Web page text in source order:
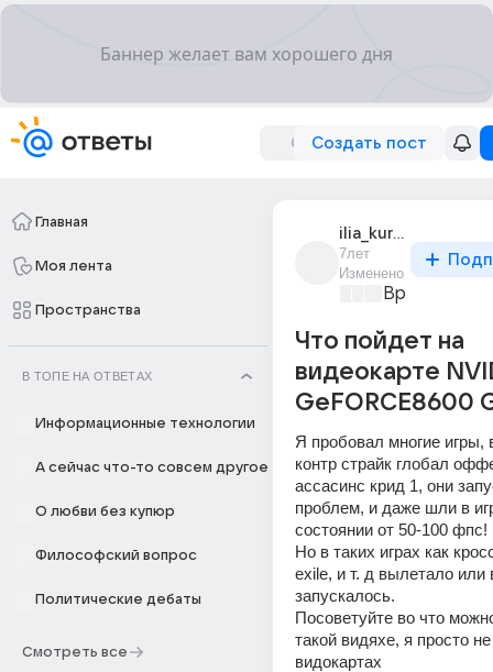
Создать пост
Главная
Моя лента
Пространства
В ТОПЕ НА ОТВЕТАХ
Информационные технологии
А сейчас что-то совсем другое
О любви без купюр
Философский вопрос
Политические дебаты
Смотреть все
ilia_kurskii_30
7лет
Изменено
Время игр
Что пойдет на
видеокарте
GeFORCE8600
Я пробовал многие игры,
контр страйк глобал
ассасинс крид 1, они
проблем, и даже шли в
состоянии от 50-100 фпс!
Но в таких играх как
exile, и т. д вылетало или
запускалось.
Посоветуйте во что
такой видяхе, я просто
видокартах